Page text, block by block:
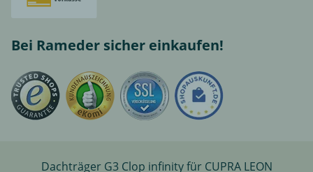
Bei Rameder sicher einkaufen!
Dachträger G3 Clop infinity für CUPRA LEON